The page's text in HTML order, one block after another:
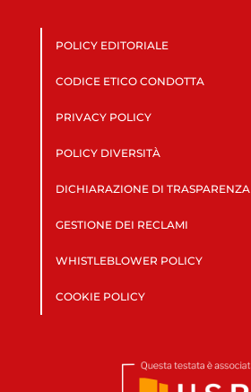
POLICY EDITORIALE
CODICE ETICO CONDOTTA
PRIVACY POLICY
POLICY DIVERSITÀ
DICHIARAZIONE DI TRASPARENZA
GESTIONE DEI RECLAMI
WHISTLEBLOWER POLICY
COOKIE POLICY